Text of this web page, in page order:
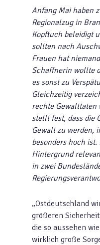
Anfang Mai haben
Regionalzug in
Kopftuch beleidigt
sollten nach
Frauen hat
Schaffnerin wollte
es sonst zu
Gleichzeitig
rechte
stellt fest, dass die
Gewalt zu werden,
besonders hoch ist.
Hintergrund
in zwei
„Ostdeutschland
größeren
die so aussehen
wirklich große